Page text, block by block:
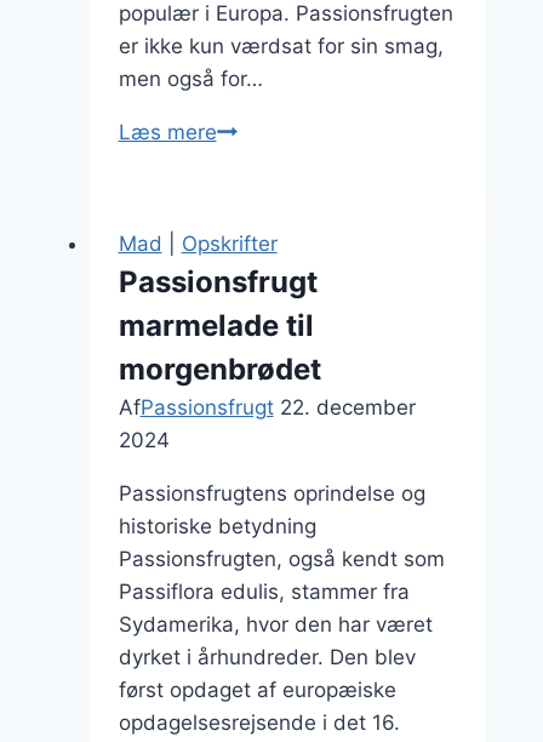
populær i Europa. Passionsfrugten
er ikke kun værdsat for sin smag,
men også for…
Læs merePassionsfrugt
ingefær
Mad Opskrifter
Passionsfrugt
marmelade til
morgenbrødet
AfPassionsfrugt 22. december
2024
Passionsfrugtens oprindelse og
historiske betydning
Passionsfrugten, også kendt som
Passiflora edulis, stammer fra
Sydamerika, hvor den har været
dyrket i århundreder. Den blev
først opdaget af europæiske
opdagelsesrejsende i det 16.